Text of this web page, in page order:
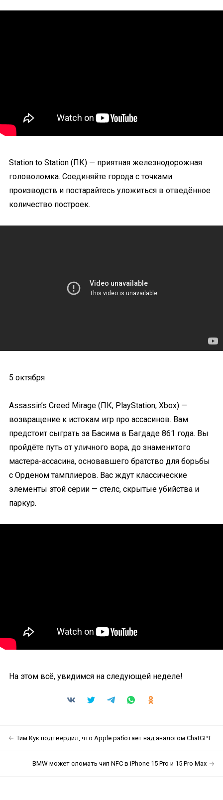
Station to Station (ПК) — приятная железнодорожная
головоломка. Соединяйте города с точками
производств и постарайтесь уложиться в отведённое
количество построек.
5 октября
Assassin’s Creed Mirage (ПК, PlayStation, Xbox) —
возвращение к истокам игр про ассасинов. Вам
предстоит сыграть за Басима в Багдаде 861 года. Вы
пройдёте путь от уличного вора, до знаменитого
мастера-ассасина, основавшего братство для борьбы
с Орденом тамплиеров. Вас ждут классические
элементы этой серии — стелс, скрытые убийства и
паркур.
На этом всё, увидимся на следующей неделе!
Тим Кук подтвердил, что Apple работает над аналогом ChatGPT
BMW может сломать чип NFC в iPhone 15 Pro и 15 Pro Max